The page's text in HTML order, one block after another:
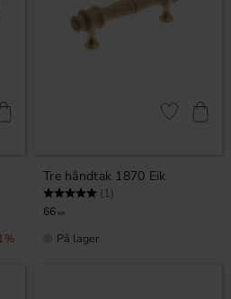
%
favoritt
Tre håndtak 1870 Eik
Karakter: (1)
66 KR
Lagre som
På lager